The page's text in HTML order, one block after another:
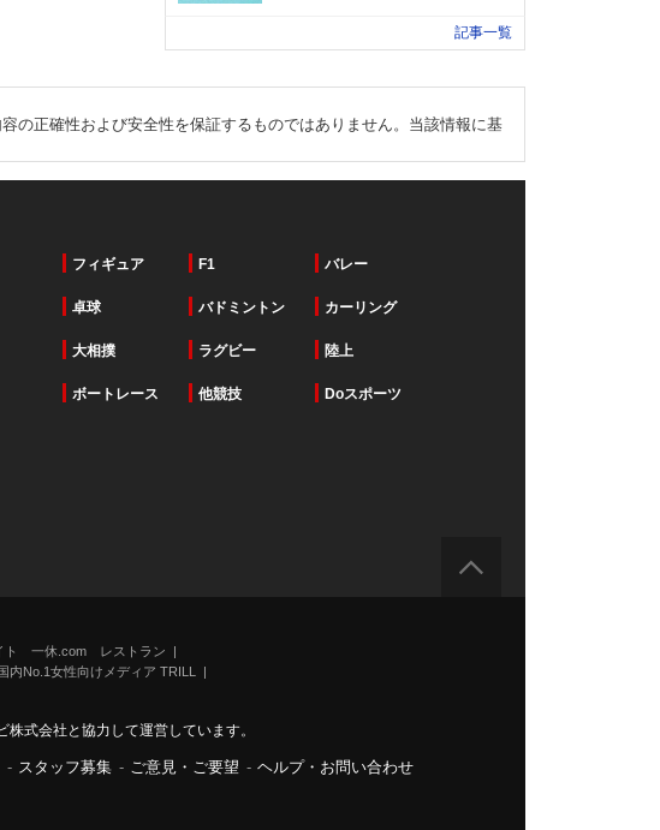
記事一覧
の正確性および安全性を保証するものではありません。当該情報に基
フィギュア F1 バレー
卓球 バドミントン カーリング
大相撲 ラグビー 陸上
ボートレース 他競技 Doスポーツ
ト 一休.com レストラン
国内No.1女性向けメディア TRILL
式会社と協力して運営しています。
- スタッフ募集 - ご意見・ご要望 - ヘルプ・お問い合わせ